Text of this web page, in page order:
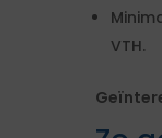
VTH.